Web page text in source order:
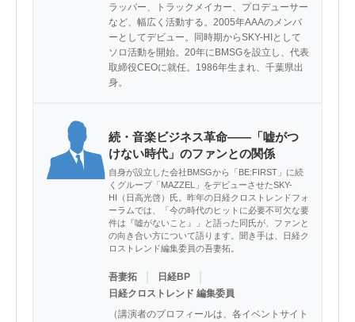
ラッパー、トラックメイカー、プロデューサー
など、幅広く活動する。2005年AAAのメンバ
ーとしてデビュー。同時期からSKY-HIとして
ソロ活動を開始。20年にBMSGを設立し、代表
取締役CEOに就任。1986年生まれ、千葉県出
身。
続・音楽ビジネス革命――「嘘がつ
けない時代」のファンとの関係
自身が設立した会社BMSGから「BE:FIRST」に続
くグループ「MAZZEL」をデビューさせたSKY-
HI（日高光啓）氏。昨年の日経クロストレンドフォ
ーラムでは、「今の時代のヒットに必要不可欠な要
件は『嘘がないこと』」と語った同氏が、ファンと
の向き合い方について語ります。聞き手は、日経ク
ロストレンド編集委員の吾妻拓。
吾妻拓 日経BP
日経クロストレンド 編集委員
（講演者のプロフィールは、各イベントサイト